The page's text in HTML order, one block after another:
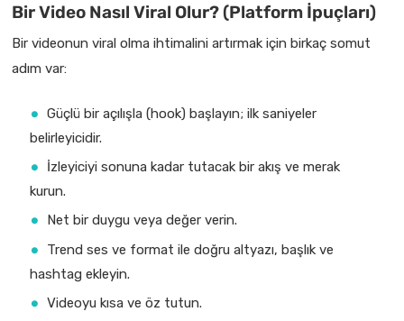
Bir Video Nasıl Viral Olur? (Platform İpuçları)
Bir videonun viral olma ihtimalini artırmak için birkaç somut
adım var:
Güçlü bir açılışla (hook) başlayın; ilk saniyeler
belirleyicidir.
İzleyiciyi sonuna kadar tutacak bir akış ve merak
kurun.
Net bir duygu veya değer verin.
Trend ses ve format ile doğru altyazı, başlık ve
hashtag ekleyin.
Videoyu kısa ve öz tutun.